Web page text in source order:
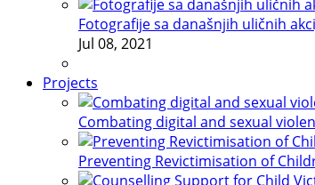
Fotografije sa današnjih uličnih
Jul 08, 2021
Projects
Combating digital and sexual
Preventing Revictimisation of